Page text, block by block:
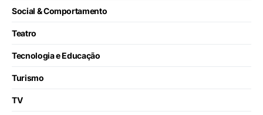
Social & Comportamento
Teatro
Tecnologia e Educação
Turismo
TV